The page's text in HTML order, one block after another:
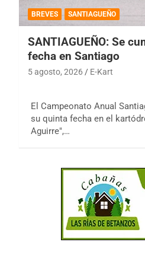
BREVES SANTIAGUEÑO
SANTIAGUEÑO: Se
fecha en Santiago
5 agosto, 2026 E-Kart
El Campeonato Anual
su quinta fecha en el
Aguirre",…